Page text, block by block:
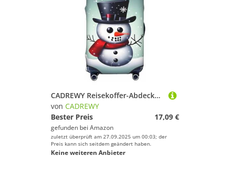
CADREWY Reisekoffer-Abdeckung, Weihnachts-Schneemann-Druck, Gepäckschutz mit Gummizug, kratzfest, für Handgepäck, Schwarz, Large
von CADREWY
Bester Preis
17,09 €
gefunden bei Amazon
zuletzt überprüft am 27.09.2025 um 00:03; der
Preis kann sich seitdem geändert haben.
Keine weiteren Anbieter